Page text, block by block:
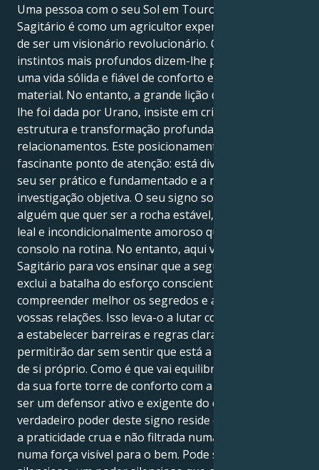
Uma pessoa com o seu Sol em Touro e um Urano em
Sagitário é como um agricultor experiente que tem
de ser um visionário revolucionário. Os seus
instintos mais profundos dizem-lhe para lutar por
uma vida sólida e fiável de conforto e segurança
material. No entanto, a grande lição da sua vida, que
lhe foi dada por Urano, insiste em criar equilíbrio,
estrutura e transformação profunda nos seus
relacionamentos. Este posicionamento gera um
fascinante ponto de atenção: está dividido entre o
seu ser prático e fundamentado e a necessidade de
investigação objetiva. O seu signo solar, Touro, é
alguém que quer ser a rocha estável, um parceiro
leal e incondicionalmente amoroso que procura
consolo na rotina. No entanto, aqui vem o Urano em
Sagitário para vos ensinar que a segurança não
exclui a batalha do esforço consciente para
compreender melhor os segredos e as verdades das
vossas relações. Isso leva-o a lutar contra a injustiça,
a estabelecer barreiras e regras claras que lhe
permitirão dar sem sentir que está a perder partes
de si próprio. Como é que vai equilibrar a construção
da sua forte torre de conforto com a necessidade de
ser um defensor ativo e exigente do que é justo? O
verdadeiro poder deste signo reside em transformar
a praticidade crua e não filtrada numa estrutura,
numa força visível para o bem. Pode ser um herói